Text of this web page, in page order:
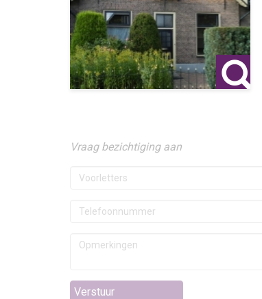
Vraag bezichtiging aan
Verstuur